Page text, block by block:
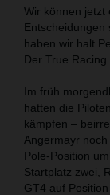
Wir können jetzt
Entscheidungen
haben wir halt
Der True
Im früh
hatten die
kämpfen –
Angermayr
Pole-Position
Startplatz zwei,
GT4 auf